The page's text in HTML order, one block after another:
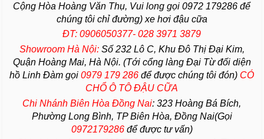
Cộng Hòa Hoàng Văn Thụ, Vui long gọi 0972 179286 để
chúng tôi chỉ đường) xe hơi đậu cữa
ĐT: 0906050377- 028 3971 3879
Showroom Hà Nội:Số 232 Lô C, Khu Đô Thị Đại Kim,
Quận Hoàng Mai, Hà Nội. (Tới cổng làng Đại Từ đối diện
hồ Linh Đàm gọi0979 179 286 để được chúng tôi đón) CÓ
CHỔ Ô TÔ ĐẬU CỮA
Chi Nhánh Biên Hòa Đồng Nai: 323 Hoàng Bá Bích,
Phường Long Bình, TP Biên Hòa, Đồng Nai(Gọi
0972179286để được tư vấn)